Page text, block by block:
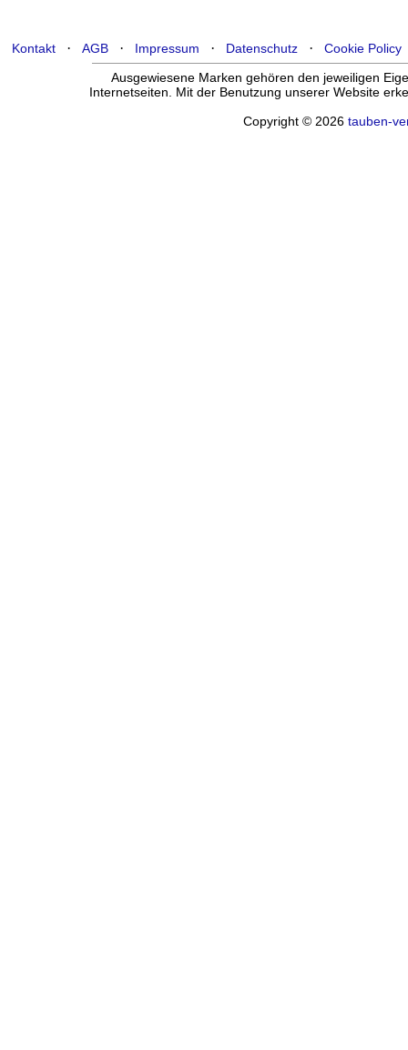
Kontakt· AGB· Impressum · Datenschutz· Cookie Policy
Ausgewiesene Marken gehören den jeweiligen
Internetseiten. Mit der Benutzung unserer Website
Copyright © 2026 tauben-